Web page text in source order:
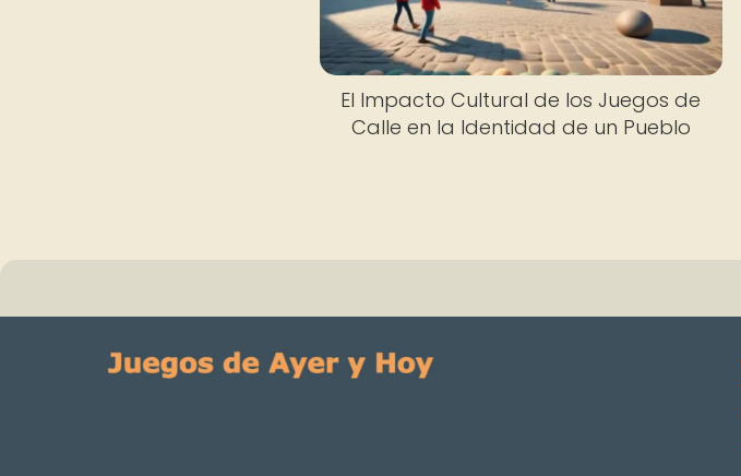
El Impacto Cultural de los Juegos de
Calle en la Identidad de un Pueblo